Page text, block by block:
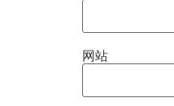
网站